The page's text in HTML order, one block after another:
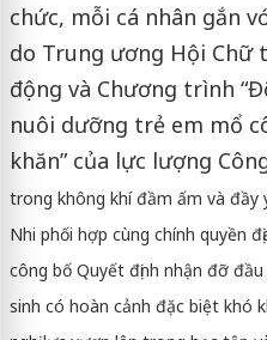
chức, mỗi cá nhân gắn
do Trung ương Hội Chữ
động và Chương trình
nuôi dưỡng trẻ em mổ
khăn” của lực lượng
trong không khí đầm ấm và đầy
Nhi phối hợp cùng chính quyền
công bố Quyết định nhận đỡ
sinh có hoàn cảnh đặc biệt khó